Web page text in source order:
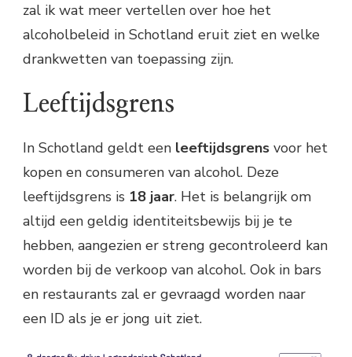
zal ik wat meer vertellen over hoe het
alcoholbeleid in Schotland eruit ziet en welke
drankwetten van toepassing zijn.
Leeftijdsgrens
In Schotland geldt een leeftijdsgrens voor het
kopen en consumeren van alcohol. Deze
leeftijdsgrens is 18 jaar. Het is belangrijk om
altijd een geldig identiteitsbewijs bij je te
hebben, aangezien er streng gecontroleerd kan
worden bij de verkoop van alcohol. Ook in bars
en restaurants zal er gevraagd worden naar
een ID als je er jong uit ziet.